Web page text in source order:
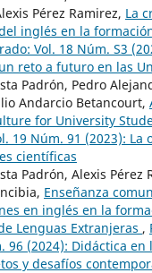
Pérez Ramirez, La
inglés en la
Vol. 18 Núm. S3
reto a futuro en las
Padrón, Pedro
Andarcio Betancourt,
for University
19 Núm. 91 (2023): La
científicas
Padrón, Alexis Pérez
Enseñanza
en inglés en la
Lenguas Extranjeras ,
96 (2024): Didáctica en
y desafíos